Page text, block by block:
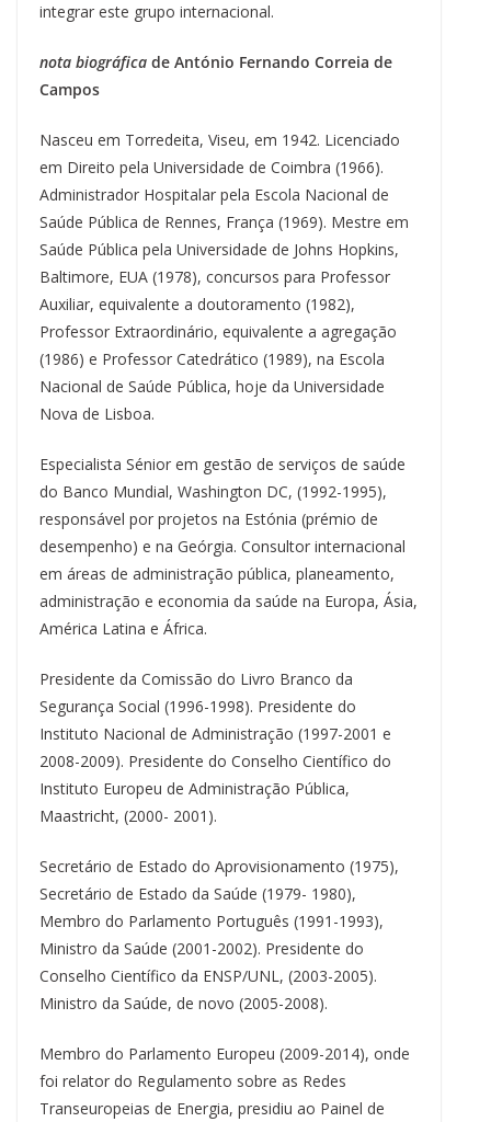
integrar este grupo internacional.
nota biográfica de António Fernando Correia de
Campos
Nasceu em Torredeita, Viseu, em 1942. Licenciado
em Direito pela Universidade de Coimbra (1966).
Administrador Hospitalar pela Escola Nacional de
Saúde Pública de Rennes, França (1969). Mestre em
Saúde Pública pela Universidade de Johns Hopkins,
Baltimore, EUA (1978), concursos para Professor
Auxiliar, equivalente a doutoramento (1982),
Professor Extraordinário, equivalente a agregação
(1986) e Professor Catedrático (1989), na Escola
Nacional de Saúde Pública, hoje da Universidade
Nova de Lisboa.
Especialista Sénior em gestão de serviços de saúde
do Banco Mundial, Washington DC, (1992-1995),
responsável por projetos na Estónia (prémio de
desempenho) e na Geórgia. Consultor internacional
em áreas de administração pública, planeamento,
administração e economia da saúde na Europa, Ásia,
América Latina e África.
Presidente da Comissão do Livro Branco da
Segurança Social (1996-1998). Presidente do
Instituto Nacional de Administração (1997-2001 e
2008-2009). Presidente do Conselho Científico do
Instituto Europeu de Administração Pública,
Maastricht, (2000- 2001).
Secretário de Estado do Aprovisionamento (1975),
Secretário de Estado da Saúde (1979- 1980),
Membro do Parlamento Português (1991-1993),
Ministro da Saúde (2001-2002). Presidente do
Conselho Científico da ENSP/UNL, (2003-2005).
Ministro da Saúde, de novo (2005-2008).
Membro do Parlamento Europeu (2009-2014), onde
foi relator do Regulamento sobre as Redes
Transeuropeias de Energia, presidiu ao Painel de